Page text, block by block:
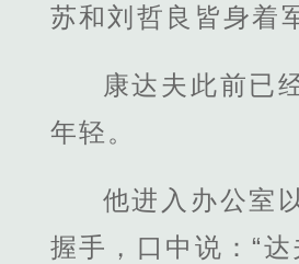
苏和刘哲良皆身着
康达夫此前已
年轻。
他进入办公室
握手，口中说：“